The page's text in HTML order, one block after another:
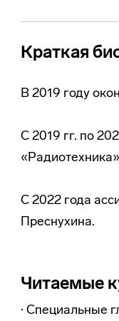
Краткая
В 2019 году
С 2019 гг. по
С 2022 года
Преснухина.
Читаемые
· Специальные